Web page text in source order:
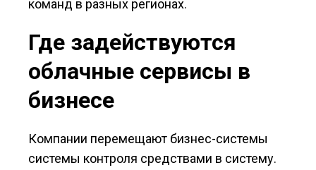
команд в разных регионах.
Где задействуются
облачные сервисы в
бизнесе
Компании перемещают бизнес-системы
системы контроля средствами в систему.